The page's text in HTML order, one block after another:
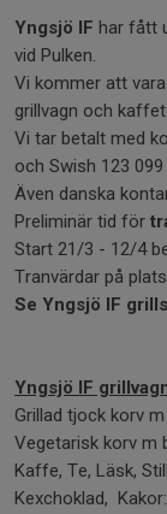
Yngsjö IF har fått
vid Pulken.
Vi kommer att
grillvagn och
Vi tar betalt med
och Swish 123 099
Även danska
Preliminär tid för
Start 21/3 - 12/4
Tranvärdar på
Se Yngsjö IF
Yngsjö IF
Grillad tjock korv
Vegetarisk korv m
Kaffe, Te, Läsk,
Kexchoklad,